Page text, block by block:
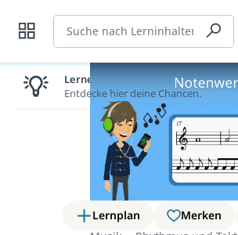
Suche
Lernplan Merken
Lernen lohnt sich!
Entdecke hier deine Chancen.